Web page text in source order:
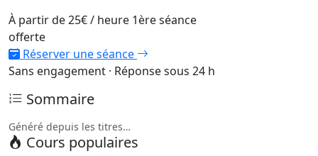
À partir de25€/ heure 1ère séance
offerte
Réserver une séance
Sans engagement · Réponse sous 24 h
Sommaire
Généré depuis les titres…
Cours populaires